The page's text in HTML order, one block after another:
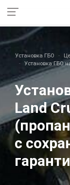
Установка ГБО
Установка ГБО
Land
с